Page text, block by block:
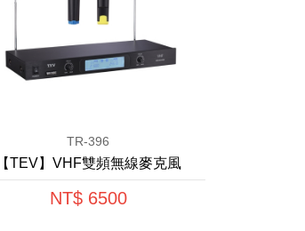
TR-396
【TEV】VHF雙頻無線麥克風
NT$ 6500